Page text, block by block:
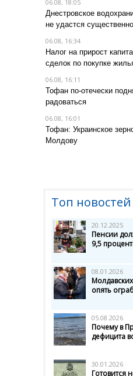
06.08, 18:05
Днестровское
не удастся
06.08, 16:34
Налог на прирост
сделок по покупке
06.08, 16:11
Тофан по-отечески
радоваться
06.08, 16:01
Тофан: Украинское
Молдову
Топ новостей
20.12.2025
Пенсии
9,5
08.01.2026
опять
05.08.2026
Почему в
дефицита
30.01.2026
Готовится